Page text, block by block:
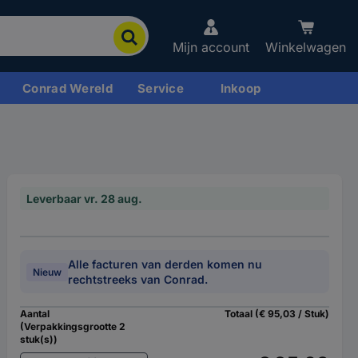
Mijn account Winkelwagen
Conrad Wereld Service Inkoop
Leverbaar vr. 28 aug.
Nieuw
Alle facturen van derden komen nu
rechtstreeks van Conrad.
Aantal
(Verpakkingsgrootte 2
stuk(s))
Totaal (€ 95,03 / Stuk)